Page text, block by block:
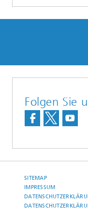
Folgen Sie
SITEMAP
IMPRESSUM